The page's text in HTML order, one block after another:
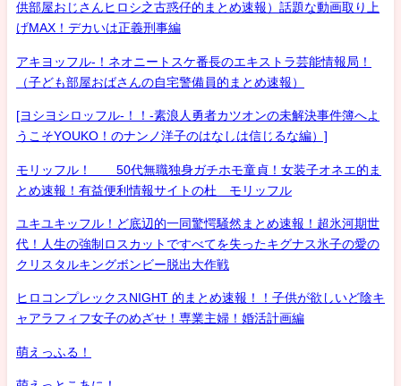
供部屋おじさんヒロシ之古惑仔的まとめ速報）話題な動画取り上
げMAX！デカいは正義刑事編
アキヨッフル-！ネオニートスケ番長のエキストラ芸能情報局！
（子ども部屋おばさんの自宅警備員的まとめ速報）
[ヨシヨシロッフル-！！-素浪人勇者カツオンの未解決事件簿へよ
うこそYOUKO！のナンノ洋子のはなしは信じるな編）]
モリッフル！ 50代無職独身ガチホモ童貞！女装子オネエ的ま
とめ速報！有益便利情報サイトの杜 モリッフル
ユキユキッフル！ど底辺的一同驚愕騒然まとめ速報！超氷河期世
代！人生の強制ロスカットですべてを失ったキグナス氷子の愛の
クリスタルキングボンビー脱出大作戦
ヒロコンプレックスNIGHT 的まとめ速報！！子供が欲しいど陰キ
ャアラフィフ女子のめざせ！専業主婦！婚活計画編
萌えっふる！